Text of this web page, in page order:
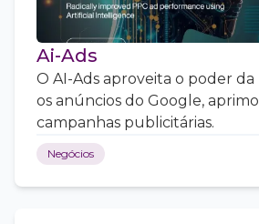
Ai-Ads
O AI-Ads aproveita o poder da
os anúncios do Google,
campanhas publicitárias.
Negócios